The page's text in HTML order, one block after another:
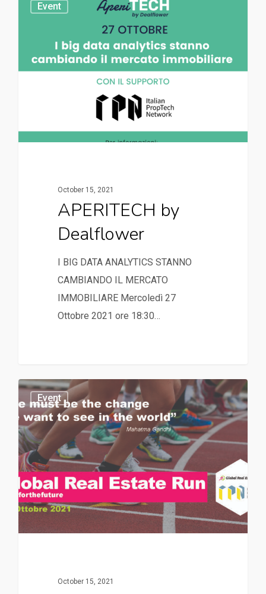
Event
October 15, 2021
APERITECH by
Dealflower
I BIG DATA ANALYTICS STANNO
CAMBIANDO IL MERCATO
IMMOBILIARE Mercoledì 27
Ottobre 2021 ore 18:30…
Event
October 15, 2021